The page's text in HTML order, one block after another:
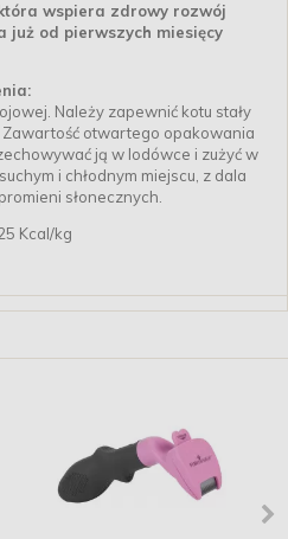
wspiera zdrowy rozwój
już od pierwszych miesięcy
Należy zapewnić kotu stały
otwartego opakowania
ją w lodówce i zużyć w
i chłodnym miejscu, z dala
słonecznych.
Kcal/kg